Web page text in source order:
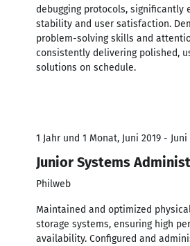
debugging protocols, significantly
stability and user satisfaction.
problem-solving skills and
consistently delivering polished,
solutions on schedule.
1 Jahr und 1 Monat, Juni 2019 - Juni
Junior Systems
Philweb
Maintained and optimized
storage systems, ensuring high
availability. Configured and